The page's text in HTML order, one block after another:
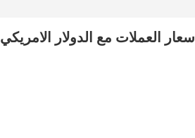
اسعار العملات مع الدولار الامريكي